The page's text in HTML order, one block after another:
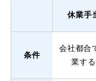
休業手
条件
会社都合
業する